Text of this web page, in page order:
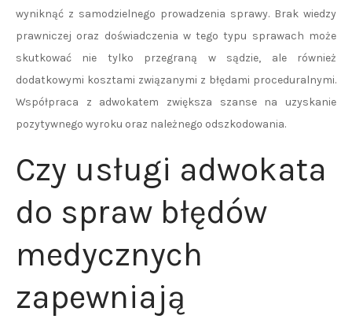
wyniknąć z samodzielnego prowadzenia sprawy. Brak wiedzy
prawniczej oraz doświadczenia w tego typu sprawach może
skutkować nie tylko przegraną w sądzie, ale również
dodatkowymi kosztami związanymi z błędami proceduralnymi.
Współpraca z adwokatem zwiększa szanse na uzyskanie
pozytywnego wyroku oraz należnego odszkodowania.
Czy usługi adwokata
do spraw błędów
medycznych
zapewniają